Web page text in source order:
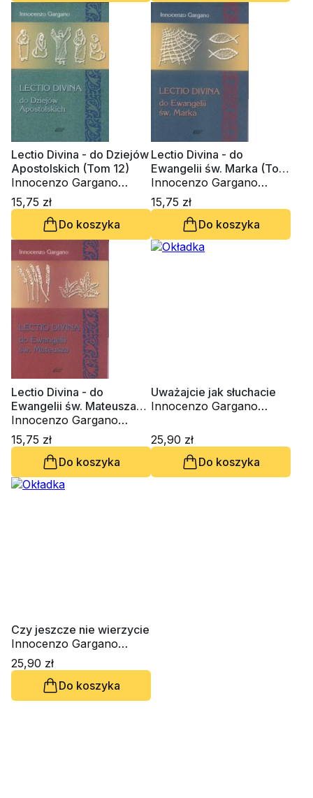
Lectio Divina - do Dziejów
Apostolskich (Tom 12)
Innocenzo Gargano
OSBCam.
15,75 zł
Do koszyka
Lectio Divina - do
Ewangelii św. Marka (Tom
3)
Innocenzo Gargano
OSBCam.
15,75 zł
Do koszyka
Lectio Divina - do
Ewangelii św. Mateusza
(1) (tom 2)
Innocenzo Gargano
OSBCam.
15,75 zł
Do koszyka
Uważajcie jak słuchacie
Innocenzo Gargano
25,90 zł
Do koszyka
Czy jeszcze nie wierzycie
Innocenzo Gargano
OSBCam.
25,90 zł
Do koszyka